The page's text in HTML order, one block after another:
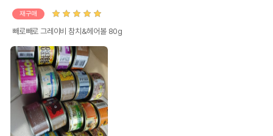
재구매
빼로빼로 그레이비 참치&헤어볼 80g